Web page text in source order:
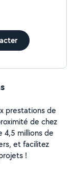
prestations de
de chez
4,5 millions de
et facilitez
!